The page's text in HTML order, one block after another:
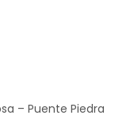
– Puente Piedra